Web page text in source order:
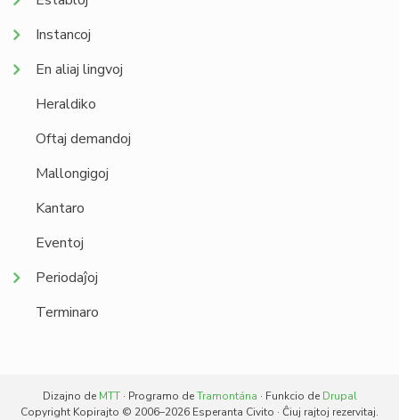
Instancoj
En aliaj lingvoj
Heraldiko
Oftaj demandoj
Mallongigoj
Kantaro
Eventoj
Periodaĵoj
Terminaro
Dizajno de MTT· Programo deTramontána · Funkcio de Drupal
Copyright Kopirajto © 2006–2026 Esperanta Civito · Ĉiuj rajtoj rezervitaj.